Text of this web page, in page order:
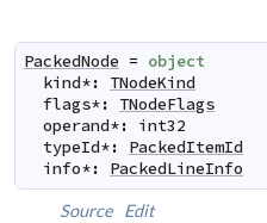
PackedNode = object
kind*:
TNodeKind
flags*:
TNodeFlags
operand*:
int32
typeId*:
PackedItemId
info*: PackedLineInfo
Source Edit